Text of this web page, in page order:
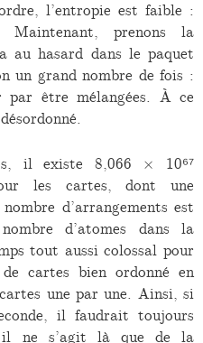
l’entropie est faible :
Maintenant, prenons la
au hasard dans le paquet
un grand nombre de fois :
être mélangées. À ce
il existe 8,066 × 10⁶⁷
les cartes, dont une
d’arrangements est
d’atomes dans la
tout aussi colossal pour
cartes bien ordonné en
une par une. Ainsi, si
il faudrait toujours
il ne s’agit là que de la